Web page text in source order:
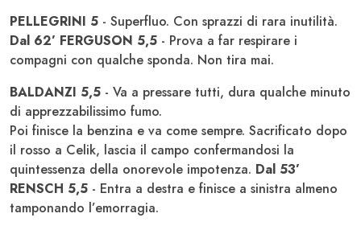
PELLEGRINI 5 - Superfluo. Con sprazzi di rara inutilità.
Dal 62’ FERGUSON 5,5 - Prova a far respirare i
compagni con qualche sponda. Non tira mai.
BALDANZI 5,5 - Va a pressare tutti, dura qualche minuto
di apprezzabilissimo fumo.
Poi finisce la benzina e va come sempre. Sacrificato dopo
il rosso a Celik, lascia il campo confermandosi la
quintessenza della onorevole impotenza. Dal 53’
RENSCH 5,5 - Entra a destra e finisce a sinistra almeno
tamponando l’emorragia.